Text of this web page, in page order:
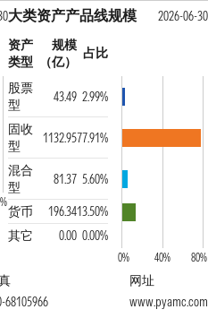
大类资产产品线规模
2026-06-30
资产
类型
规模
（亿）
占比
股票
型
43.49 2.99%
固收
型
1132.9577.91%
混合
型
81.37 5.60%
货币
196.3413.50%
其它
0.00 0.00%
0% 40% 80%
68105966
网址
www.pyamc.com